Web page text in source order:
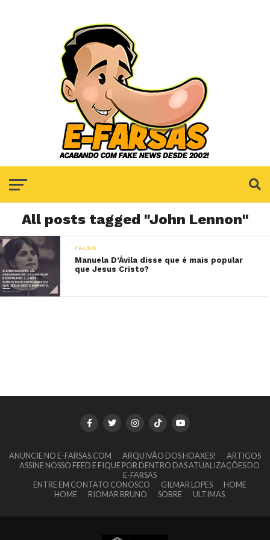
All posts tagged "John Lennon"
FALSO
Manuela D’Ávila disse que é mais popular
que Jesus Cristo?
ANUNCIE NO E-FARSAS.COM ARQUIVÃO DOS HOAXES!
ARTIGOS
ASSINE NOSSO FEED E FIQUE POR DENTRO DAS ATUALIZAÇÕES DO
E-FARSAS
ENTRE EM CONTATO CONOSCO
GILMAR LOPES
HOME
HOME
RIOMAR BRUNO SOBRE ULTIMAS